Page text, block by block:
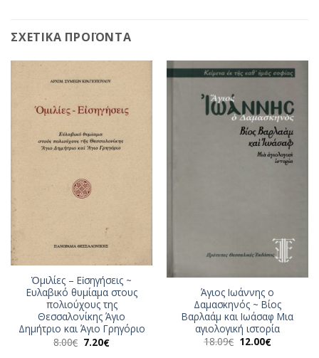
ΣΧΕΤΙΚΆ ΠΡΟΪΌΝΤΑ
Ὁμιλίες – Εἰσηγήσεις ~
Ευλαβικό θυμίαμα στους
πολιούχους της
Θεσσαλονίκης Άγιο
Δημήτριο και Άγιο Γρηγόριο
8.00€ Original
price
7.20€Η
Άγιος Ιωάννης ο
Δαμασκηνός ~ Βίος
Βαρλαάμ και Ιωάσαφ Μια
αγιολογική ιστορία
18.09€ Original
12.00€Η